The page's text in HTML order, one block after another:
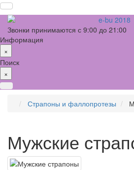
Звонки принимаются с 9:00 до 21:00
Информация
×
Поиск
×
Страпоны и фаллопротезы
Мужские